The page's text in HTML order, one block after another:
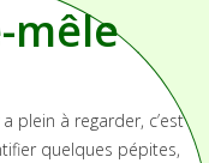
mêle
plein à regarder, c’est
quelques pépites,